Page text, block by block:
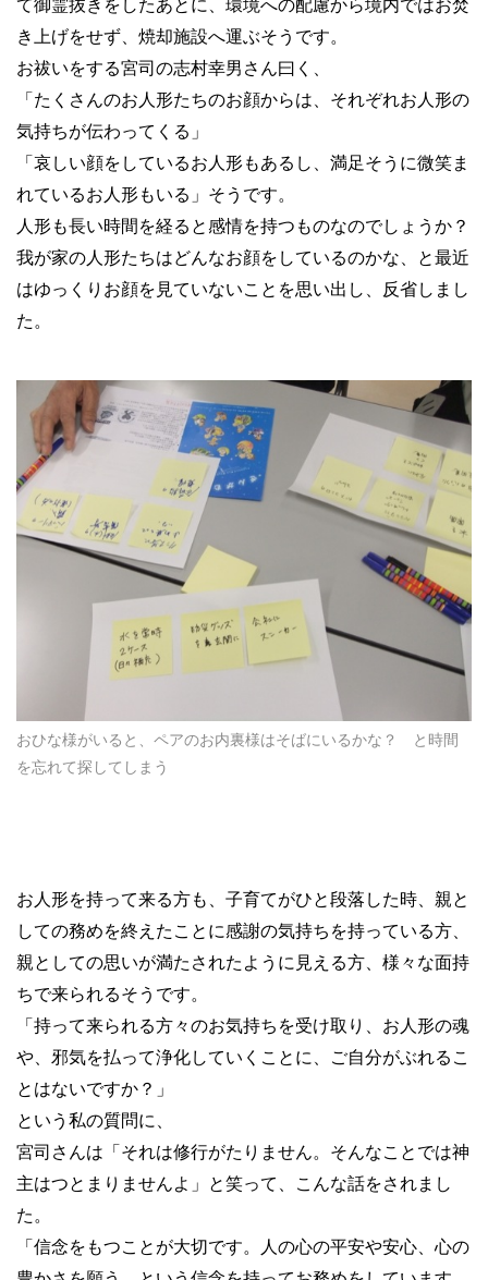
て御霊抜きをしたあとに、環境への配慮から境内ではお焚
き上げをせず、焼却施設へ運ぶそうです。
お祓いをする宮司の志村幸男さん曰く、
「たくさんのお人形たちのお顔からは、それぞれお人形の
気持ちが伝わってくる」
「哀しい顔をしているお人形もあるし、満足そうに微笑ま
れているお人形もいる」そうです。
人形も長い時間を経ると感情を持つものなのでしょうか？
我が家の人形たちはどんなお顔をしているのかな、と最近
はゆっくりお顔を見ていないことを思い出し、反省しまし
た。
おひな様がいると、ペアのお内裏様はそばにいるかな？ と時間
を忘れて探してしまう
お人形を持って来る方も、子育てがひと段落した時、親と
しての務めを終えたことに感謝の気持ちを持っている方、
親としての思いが満たされたように見える方、様々な面持
ちで来られるそうです。
「持って来られる方々のお気持ちを受け取り、お人形の魂
や、邪気を払って浄化していくことに、ご自分がぶれるこ
とはないですか？」
という私の質問に、
宮司さんは「それは修行がたりません。そんなことでは神
主はつとまりませんよ」と笑って、こんな話をされまし
た。
「信念をもつことが大切です。人の心の平安や安心、心の